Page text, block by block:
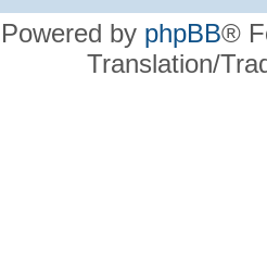
Powered by phpBB®
Translation/